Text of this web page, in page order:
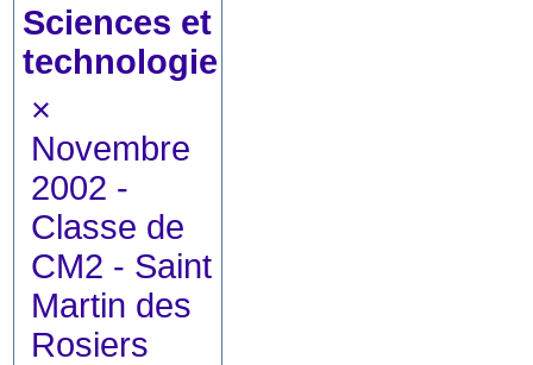
Sciences et
technologie
×
Novembre
2002 -
Classe de
CM2 - Saint
Martin des
Rosiers